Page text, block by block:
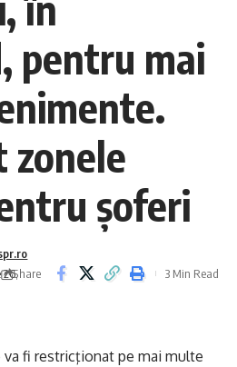
pentru mai
zonele
șoferi
26,Share
3 Min Read
va fi restricţionat pe mai multe